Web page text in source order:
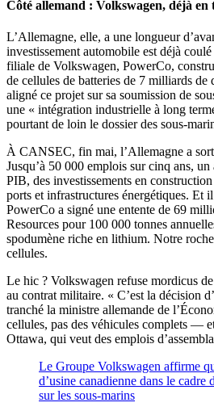
Côté allemand : Volkswagen, déjà en
L’Allemagne, elle, a une longueur
investissement automobile est déjà
filiale de Volkswagen, PowerCo,
de cellules de batteries de 7 milliards
aligné ce projet sur sa soumission de
une « intégration industrielle à long
pourtant de loin le dossier des sous-
À CANSEC, fin mai, l’Allemagne a
Jusqu’à 50 000 emplois sur cinq ans,
PIB, des investissements en
ports et infrastructures énergétiques. Et
PowerCo a signé une entente de 69
Resources pour 100 000 tonnes
spodumène riche en lithium. Notre
cellules.
Le hic ? Volkswagen refuse mordicus
au contrat militaire. « C’est la décision
tranché la ministre allemande de
cellules, pas des véhicules complets —
Ottawa, qui veut des emplois
Le Groupe Volkswagen affirme
d’usine canadienne dans le cadre
sur les sous-marins